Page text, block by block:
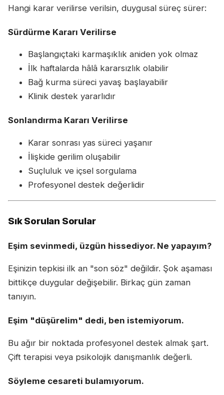
Hangi karar verilirse verilsin, duygusal süreç sürer:
Sürdürme Kararı Verilirse
Başlangıçtaki karmaşıklık aniden yok olmaz
İlk haftalarda hâlâ kararsızlık olabilir
Bağ kurma süreci yavaş başlayabilir
Klinik destek yararlıdır
Sonlandırma Kararı Verilirse
Karar sonrası yas süreci yaşanır
İlişkide gerilim oluşabilir
Suçluluk ve içsel sorgulama
Profesyonel destek değerlidir
Sık Sorulan Sorular
Eşim sevinmedi, üzgün hissediyor. Ne yapayım?
Eşinizin tepkisi ilk an "son söz" değildir. Şok aşaması
bittikçe duygular değişebilir. Birkaç gün zaman
tanıyın.
Eşim "düşürelim" dedi, ben istemiyorum.
Bu ağır bir noktada profesyonel destek almak şart.
Çift terapisi veya psikolojik danışmanlık değerli.
Söyleme cesareti bulamıyorum.